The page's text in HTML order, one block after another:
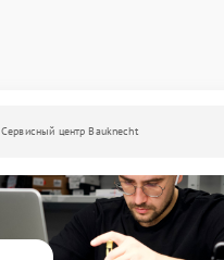
Сервисный центр Bauknecht